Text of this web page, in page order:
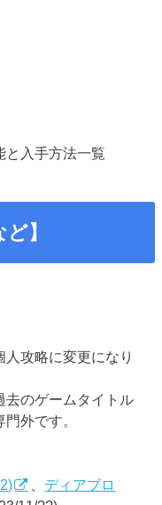
と入手方法一覧
】
攻略に変更になり
去のゲームタイトル
外です。
ディアブロ